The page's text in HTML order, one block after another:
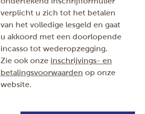
verplicht u zich tot het betalen
van het volledige lesgeld en gaat
u akkoord met een doorlopende
incasso tot wederopzegging.
Zie ook onze inschrijvings- en
betalingsvoorwaarden op onze
website.